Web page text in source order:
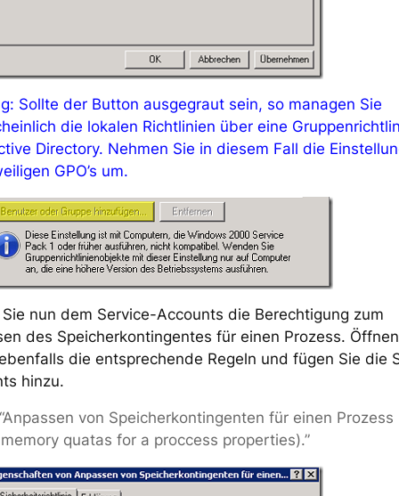
Sollte der Button ausgegraut sein, so managen Sie
die lokalen Richtlinien über eine
Directory. Nehmen Sie in diesem Fall die
GPO’s um.
nun dem Service-Accounts die Berechtigung zum
des Speicherkontingentes für einen Prozess.
die entsprechende Regeln und fügen Sie die
hinzu.
“Anpassen von Speicherkontingenten für einen Prozess
quatas for a proccess properties).”